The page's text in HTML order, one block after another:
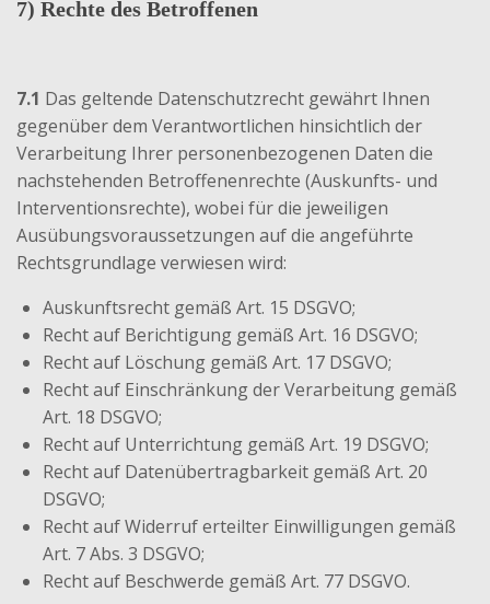
7) Rechte des Betroffenen
7.1 Das geltende Datenschutzrecht gewährt Ihnen
gegenüber dem Verantwortlichen hinsichtlich der
Verarbeitung Ihrer personenbezogenen Daten die
nachstehenden Betroffenenrechte (Auskunfts- und
Interventionsrechte), wobei für die jeweiligen
Ausübungsvoraussetzungen auf die angeführte
Rechtsgrundlage verwiesen wird:
Auskunftsrecht gemäß Art. 15 DSGVO;
Recht auf Berichtigung gemäß Art. 16 DSGVO;
Recht auf Löschung gemäß Art. 17 DSGVO;
Recht auf Einschränkung der Verarbeitung gemäß
Art. 18 DSGVO;
Recht auf Unterrichtung gemäß Art. 19 DSGVO;
Recht auf Datenübertragbarkeit gemäß Art. 20
DSGVO;
Recht auf Widerruf erteilter Einwilligungen gemäß
Art. 7 Abs. 3 DSGVO;
Recht auf Beschwerde gemäß Art. 77 DSGVO.